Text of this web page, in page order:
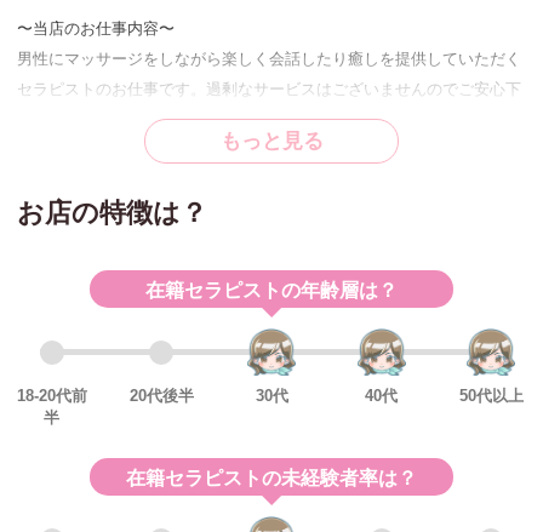
〜当店のお仕事内容〜
男性にマッサージをしながら楽しく会話したり癒しを提供していただく
セラピストのお仕事です。過剰なサービスはございませんのでご安心下
さい。またそのようなサービスは禁止しております。
メンズエステ開業から12年の老舗店。女性オーナーの真面目なメンズエ
お客様からの信頼も厚く、またリピーター様が多いので安定した報酬が
稼げます。
当店はお客様マナーに厳しい為、マナーの良いお客様が多く在籍セラピ
ストさんからも「働きやすい」と高評価をいただいております。その
為、在籍年数の長いセラピストが多く、アットフォームなサロンとなり
スモールラグジュアリーサロンとして、むやみにセラピスト数を増やす
ことはせず、一人一人のセラピストが確実に安定した報酬をお持ち帰り
もっと見る
お店の特徴は？
在籍セラピストの年齢層は？
18-20代前
半
20代後半 30代 40代 50代以上
在籍セラピストの未経験者率は？